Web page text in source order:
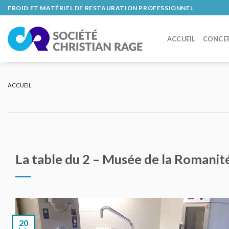
Skip
to
content
FROID ET MATÉRIEL DE RESTAURATION PROFESSIONNEL
ACCUEIL
ACCUEIL
La table du 2 – Musée de la
20